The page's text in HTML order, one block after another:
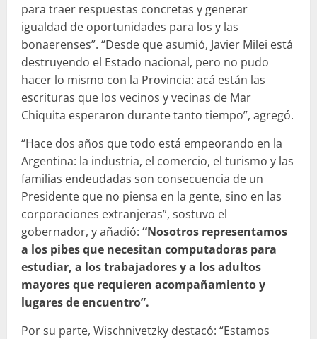
para traer respuestas concretas y generar
igualdad de oportunidades para los y las
bonaerenses”. “Desde que asumió, Javier Milei está
destruyendo el Estado nacional, pero no pudo
hacer lo mismo con la Provincia: acá están las
escrituras que los vecinos y vecinas de Mar
Chiquita esperaron durante tanto tiempo”, agregó.
“Hace dos años que todo está empeorando en la
Argentina: la industria, el comercio, el turismo y las
familias endeudadas son consecuencia de un
Presidente que no piensa en la gente, sino en las
corporaciones extranjeras”, sostuvo el
gobernador, y añadió: “Nosotros representamos
a los pibes que necesitan computadoras para
estudiar, a los trabajadores y a los adultos
mayores que requieren acompañamiento y
lugares de encuentro”.
Por su parte, Wischnivetzky destacó: “Estamos